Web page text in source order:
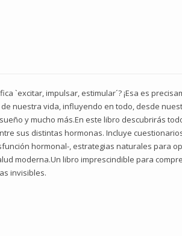
`excitar, impulsar, estimular´? ¡Esa es
nuestra vida, influyendo en todo, desde
y mucho más.En este libro descubrirás
sus distintas hormonas. Incluye
hormonal-, estrategias naturales para
moderna.Un libro imprescindible para
invisibles.